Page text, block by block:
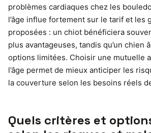
problèmes cardiaques chez les
l’âge influe fortement sur le tarif et les
proposées : un chiot bénéficiera
plus avantageuses, tandis qu’un chien
options limitées. Choisir une mutuelle
l’âge permet de mieux anticiper les
la couverture selon les besoins réels
Quels critères et